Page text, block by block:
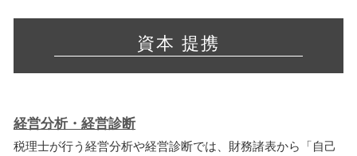
資本 提携
経営分析・経営診断
税理士が行う経営分析や経営診断では、財務諸表から「自己